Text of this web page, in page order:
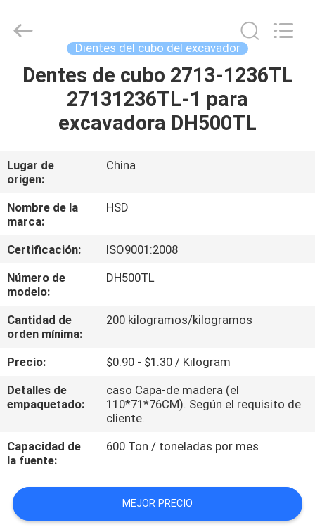
HOGAR
PRODUCTOS
SOBRE
NOSOTROS
VIAJE
DE
LA
DE
CALIDAD
ÉNTRENOS
EN
CONTACTO
CON
Machinery
Spare
Reserved.
Dientes del cubo del excavador
Dentes de cubo 2713-1236TL
27131236TL-1 para
excavadora DH500TL
Lugar de
origen:
China
Nombre de la
marca:
HSD
Certificación:
ISO9001:2008
Número de
modelo:
DH500TL
Cantidad de
orden mínima:
200 kilogramos/kilogramos
Precio:
$0.90 - $1.30 / Kilogram
Detalles de
empaquetado:
caso Capa-de madera (el
110*71*76CM). Según el requisito de
cliente.
Capacidad de
la fuente:
600 Ton / toneladas por mes
MEJOR PRECIO